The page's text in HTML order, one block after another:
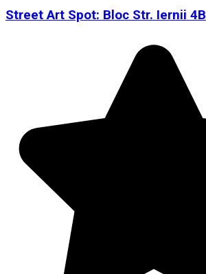
Street Art Spot: Bloc Str. Iernii 4B